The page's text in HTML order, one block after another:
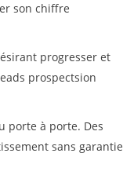
son chiffre
progresser et
prospectsion
porte à porte. Des
sans garantie